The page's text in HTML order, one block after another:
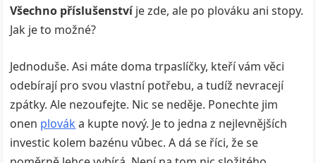
Všechno příslušenstvíje zde, ale po plováku ani stopy.
Jak je to možné?
Jednoduše. Asi máte doma trpaslíčky, kteří vám věci
odebírají pro svou vlastní potřebu, a tudíž nevracejí
zpátky. Ale nezoufejte. Nic se neděje. Ponechte jim
onen plováka kupte nový. Je to jedna z nejlevnějších
investic kolem bazénu vůbec. A dá se říci, že se